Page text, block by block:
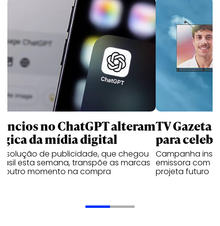
no ChatGPT alteram
da mídia digital
solução de publicidade, que chegou
esta semana, transpõe as marcas
outro momento na compra
TV Gazeta
para
Campanha
emissora com
projeta futuro